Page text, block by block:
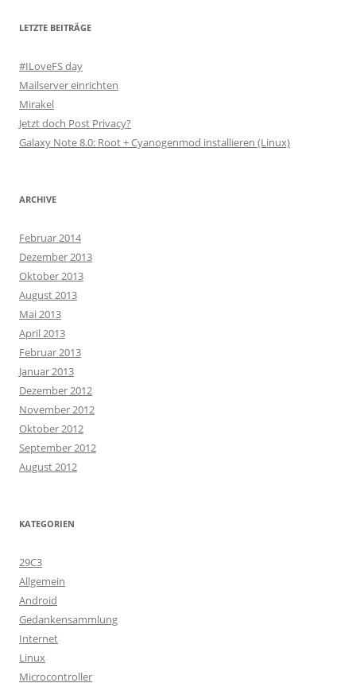
LETZTE BEITRÄGE
#ILoveFS day
Mailserver einrichten
Mirakel
Jetzt doch Post Privacy?
Galaxy Note 8.0: Root + Cyanogenmod installieren (Linux)
ARCHIVE
Februar 2014
Dezember 2013
Oktober 2013
August 2013
Mai 2013
April 2013
Februar 2013
Januar 2013
Dezember 2012
November 2012
Oktober 2012
September 2012
August 2012
KATEGORIEN
29C3
Allgemein
Android
Gedankensammlung
Internet
Linux
Microcontroller